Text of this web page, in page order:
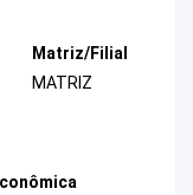
Matriz/Filial
MATRIZ